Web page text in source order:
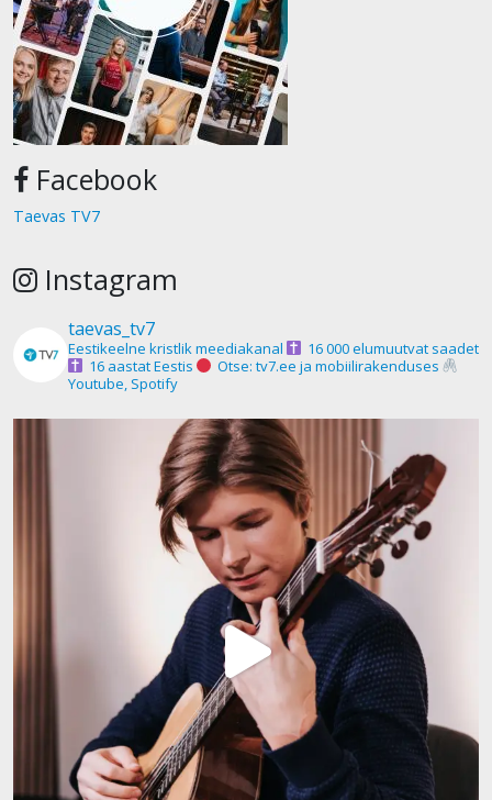
Facebook
Taevas TV7
Instagram
taevas_tv7
Eestikeelne kristlik meediakanal
16 000 elumuutvat saadet
16 aastat Eestis
Otse: tv7.ee ja mobiilirakenduses
Youtube, Spotify